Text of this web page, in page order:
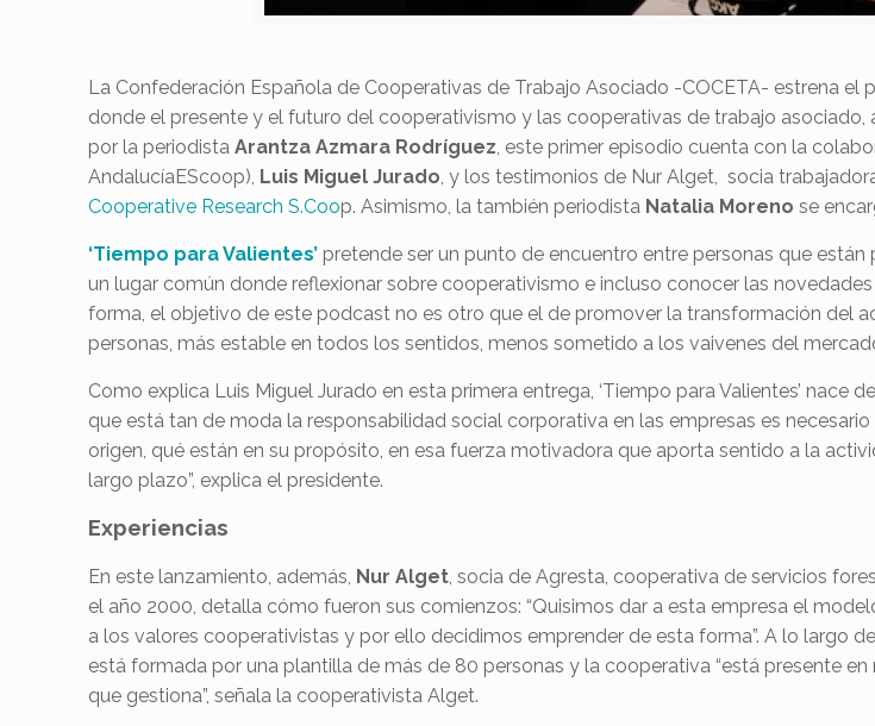
La Confederación Española de Cooperativas de Trabajo Asociado -COCETA- estrena el
donde el presente y el futuro del cooperativismo y las cooperativas de trabajo
por la periodistaArantza Azmara Rodríguez, este primer episodio cuenta con la
AndalucíaEScoop), Luis Miguel Jurado, y los testimonios de Nur Alget, socia
Cooperative Research S.Coop. Asimismo, la también periodista Natalia Moreno se
‘Tiempo para Valientes’ pretende ser un punto de encuentro entre personas que
un lugar común donde reflexionar sobre cooperativismo e incluso conocer las
forma, el objetivo de este podcast no es otro que el de promover la transformación del
personas, más estable en todos los sentidos, menos sometido a los vaivenes del
Como explica Luis Miguel Jurado en esta primera entrega, ‘Tiempo para Valientes’ nace
que está tan de moda la responsabilidad social corporativa en las empresas es
origen, qué están en su propósito, en esa fuerza motivadora que aporta sentido a la
largo plazo”, explica el presidente.
Experiencias
En este lanzamiento, además, Nur Alget, socia de Agresta, cooperativa de servicios
el año 2000, detalla cómo fueron sus comienzos: “Quisimos dar a esta empresa el
a los valores cooperativistas y por ello decidimos emprender de esta forma”. A lo largo
está formada por una plantilla de más de 80 personas y la cooperativa “está presente
que gestiona”, señala la cooperativista Alget.